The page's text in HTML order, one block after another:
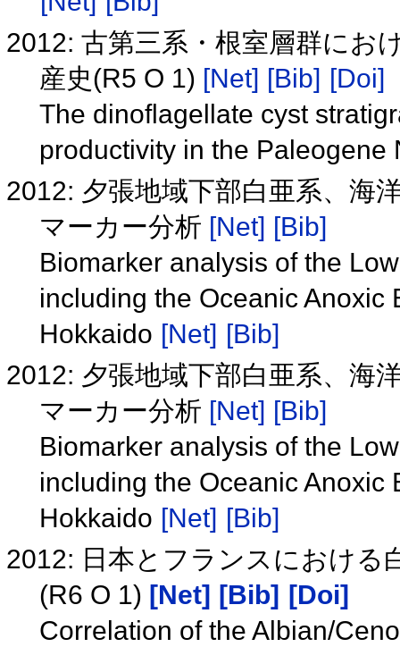
2012: 古第三系・根室層群にお
産史(R5 O 1) [Net] [Bib] [Doi]
The dinoflagellate cyst
productivity in the
2012: 夕張地域下部白亜系、海
マーカー分析 [Net] [Bib]
Biomarker analysis of the
including the Oceanic Anoxic
Hokkaido [Net] [Bib]
2012: 夕張地域下部白亜系、海
マーカー分析 [Net] [Bib]
Biomarker analysis of the
including the Oceanic Anoxic
Hokkaido [Net] [Bib]
2012: 日本とフランスにおける
(R6 O 1) [Net] [Bib]
[Doi]
Correlation of the Albian/